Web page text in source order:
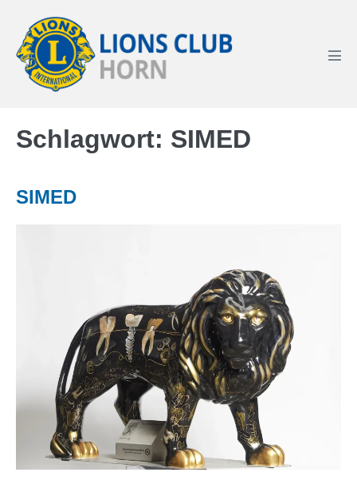
Inhalt
springen
Schlagwort: SIMED
SIMED